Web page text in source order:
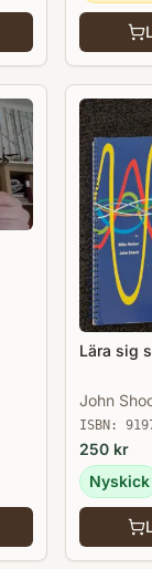
Lära sig
John
Rother
ISBN:
250 kr
Nyskick